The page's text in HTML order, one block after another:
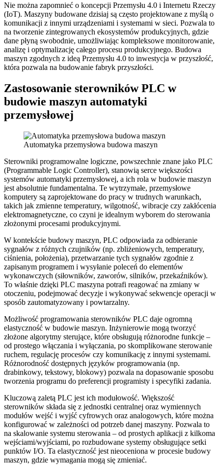
Nie można zapomnieć o koncepcji Przemysłu 4.0 i Internetu Rzeczy
(IoT). Maszyny budowane dzisiaj są często projektowane z myślą o
komunikacji z innymi urządzeniami i systemami w sieci. Pozwala to
na tworzenie zintegrowanych ekosystemów produkcyjnych, gdzie
dane płyną swobodnie, umożliwiając kompleksowe monitorowanie,
analizę i optymalizację całego procesu produkcyjnego. Budowa
maszyn zgodnych z ideą Przemysłu 4.0 to inwestycja w przyszłość,
która pozwala na budowanie fabryk przyszłości.
Zastosowanie sterowników PLC w
budowie maszyn automatyki
przemysłowej
Automatyka przemysłowa budowa maszyn
Sterowniki programowalne logiczne, powszechnie znane jako PLC
(Programmable Logic Controller), stanowią serce większości
systemów automatyki przemysłowej, a ich rola w budowie maszyn
jest absolutnie fundamentalna. Te wytrzymałe, przemysłowe
komputery są zaprojektowane do pracy w trudnych warunkach,
takich jak zmienne temperatury, wilgotność, wibracje czy zakłócenia
elektromagnetyczne, co czyni je idealnym wyborem do sterowania
złożonymi procesami produkcyjnymi.
W kontekście budowy maszyn, PLC odpowiada za odbieranie
sygnałów z różnych czujników (np. zbliżeniowych, temperatury,
ciśnienia, położenia), przetwarzanie tych sygnałów zgodnie z
zapisanym programem i wysyłanie poleceń do elementów
wykonawczych (siłowników, zaworów, silników, przekaźników).
To właśnie dzięki PLC maszyna potrafi reagować na zmiany w
otoczeniu, podejmować decyzje i wykonywać sekwencje operacji w
sposób zautomatyzowany i powtarzalny.
Możliwość programowania sterowników PLC daje ogromną
elastyczność w budowie maszyn. Inżynierowie mogą tworzyć
złożone algorytmy sterujące, które obsługują różnorodne funkcje –
od prostego włączania i wyłączania, po skomplikowane sterowanie
ruchem, regulację procesów czy komunikację z innymi systemami.
Różnorodność dostępnych języków programowania (np.
drabinkowy, tekstowy, blokowy) pozwala na dopasowanie sposobu
tworzenia programu do preferencji programisty i specyfiki zadania.
Kluczową zaletą PLC jest ich modułowość. Większość
sterowników składa się z jednostki centralnej oraz wymiennych
modułów wejść i wyjść cyfrowych oraz analogowych, które można
konfigurować w zależności od potrzeb danej maszyny. Pozwala to
na skalowanie systemu sterowania – od prostych aplikacji z kilkoma
wejściami/wyjściami, po rozbudowane systemy obsługujące setki
punktów I/O. Ta elastyczność jest nieoceniona w procesie budowy
maszyn, gdzie wymagania mogą się zmieniać.